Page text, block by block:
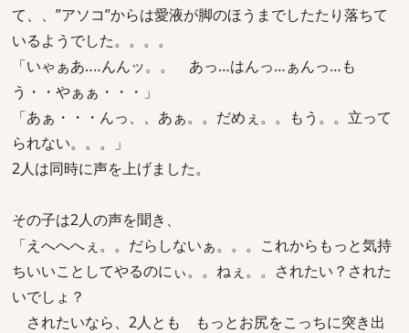
て、、”アソコ”からは愛液が脚のほうまでしたたり落ちて
いるようでした。。。。
「いゃぁあ‥‥んんッ。。 あっ…はんっ…ぁんっ…も
う・・やぁぁ・・・」
「あぁ・・・んっ、、あぁ。。だめぇ。。もう。。立って
られない。。。」
2人は同時に声を上げました。
その子は2人の声を聞き、
「えへへへぇ。。だらしないぁ。。。これからもっと気持
ちいいことしてやるのにぃ。。ねぇ。。されたい？された
いでしょ？
されたいなら、2人とも もっとお尻をこっちに突き出